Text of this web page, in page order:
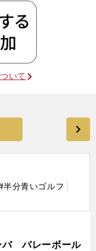
いて
半分青いゴルフ
バ バレーボール